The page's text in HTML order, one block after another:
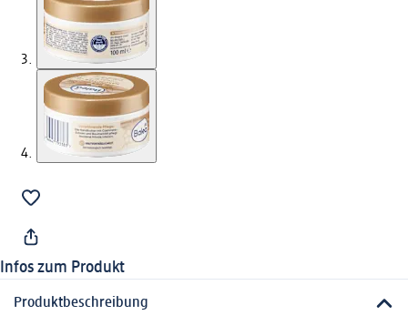
Infos zum Produkt
Produktbeschreibung